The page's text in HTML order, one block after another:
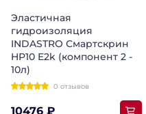
Эластичная
гидроизоляция
INDASTRO Смартскрин
HP10 E2k (компонент 2 -
10л)
0 отзывов
10476 ₽